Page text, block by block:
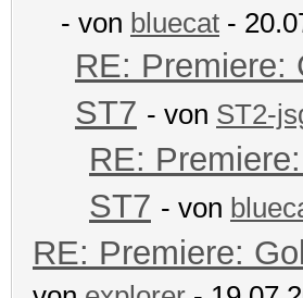
- von bluecat -
RE: Premiere:
ST7 - von ST2-
RE:
ST7 - von
RE: Premiere: